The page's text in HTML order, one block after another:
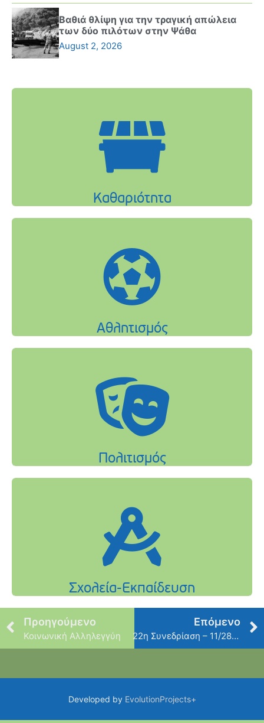
Βαθιά θλίψη για την τραγική απώλεια
των δύο πιλότων στην Ψάθα
August 2, 2026
Προηγούμενο
Κοινωνική Αλληλεγγύη
Επόμενο
22η Συνεδρίαση – 11/28/2013
Developed by EvolutionProjects+